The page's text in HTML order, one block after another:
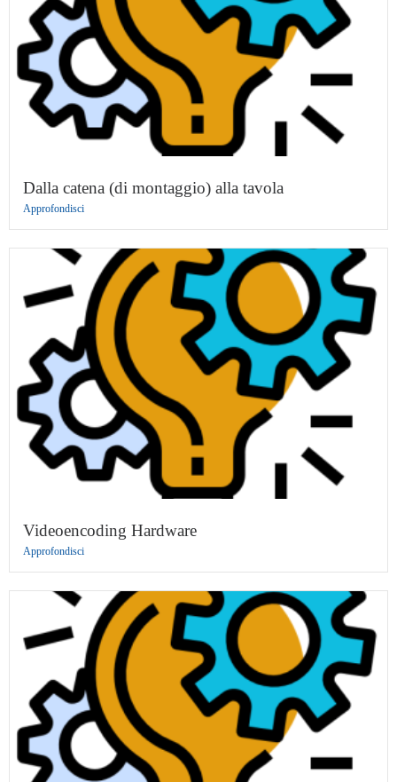
Dalla catena (di montaggio) alla tavola
Approfondisci
Videoencoding Hardware
Approfondisci